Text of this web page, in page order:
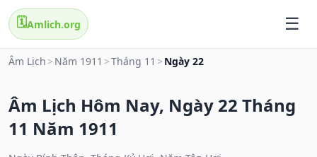
🗓️Amlich.org
Âm Lịch > Năm 1911 >Tháng 11 > Ngày 22
Âm Lịch Hôm Nay, Ngày 22 Tháng
11 Năm 1911